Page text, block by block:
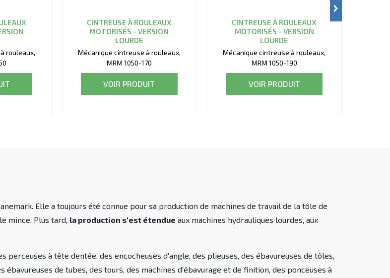
rouleaux,
CINTREUSE À ROULEAUX
MOTORISÉS - VERSION
LOURDE
Mécanique cintreuse à rouleaux,
MRM 1050-170
VOIR PRODUIT
CINTREUSE À ROULEAUX
MOTORISÉS - VERSION
LOURDE
Mécanique cintreuse à rouleaux,
MRM 1050-190
VOIR PRODUIT
Elle a toujours été connue pour sa production de machines de travail de la tôle de
mince. Plus tard, la production s'est étendue aux machines hydrauliques lourdes, aux
à tête dentée, des encocheuses d'angle, des plieuses, des ébavureuses de tôles,
de tubes, des tours, des machines d'ébavurage et de finition, des ponceuses à